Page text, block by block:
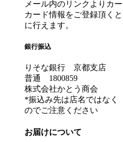
メール内のリンクよりカ
カード情報をご登録頂く
に行えます。
銀行振込
りそな銀行 京都支店
普通 1800859
株式会社かとう商会
*振込み先は店名ではなく
のでご注意ください
お届けについて